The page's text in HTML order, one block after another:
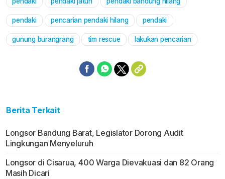
Mute
pendaki pencarian pendaki hilang pendaki
gunung burangrang tim rescue lakukan pencarian
Berita Terkait
Longsor Bandung Barat, Legislator Dorong Audit
Lingkungan Menyeluruh
Longsor di Cisarua, 400 Warga Dievakuasi dan 82 Orang
Masih Dicari